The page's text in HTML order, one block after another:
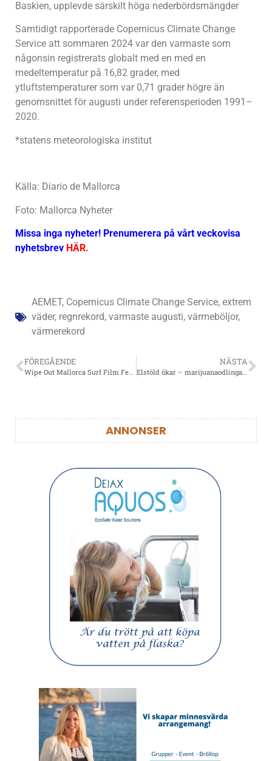
Baskien, upplevde särskilt höga nederbördsmängder
Samtidigt rapporterade Copernicus Climate Change
Service att sommaren 2024 var den varmaste som
någonsin registrerats globalt med en med en
medeltemperatur på 16,82 grader, med
ytluftstemperaturer som var 0,71 grader högre än
genomsnittet för augusti under referensperioden 1991–
2020.
*statens meteorologiska institut
Källa: Diario de Mallorca
Foto: Mallorca Nyheter
Missa inga nyheter! Prenumerera på vårt veckovisa
nyhetsbrev HÄR.
AEMET, Copernicus Climate Change Service, extrem
väder, regnrekord, varmaste augusti, värmeböljor,
värmerekord
FÖREGÅENDE
Wipe Out Mallorca Surf Film Festival i Port Adriano
NÄSTA
Elstöld ökar – marijuanaodlingar bakom bedrägerierna
ANNONSER